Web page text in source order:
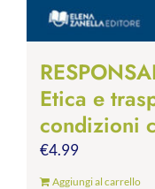
Etica e
condizioni
€4.99
Aggiungi al carrello